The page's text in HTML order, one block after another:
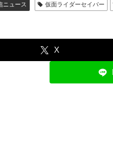
ニュース 仮面ライダーセイバー
X